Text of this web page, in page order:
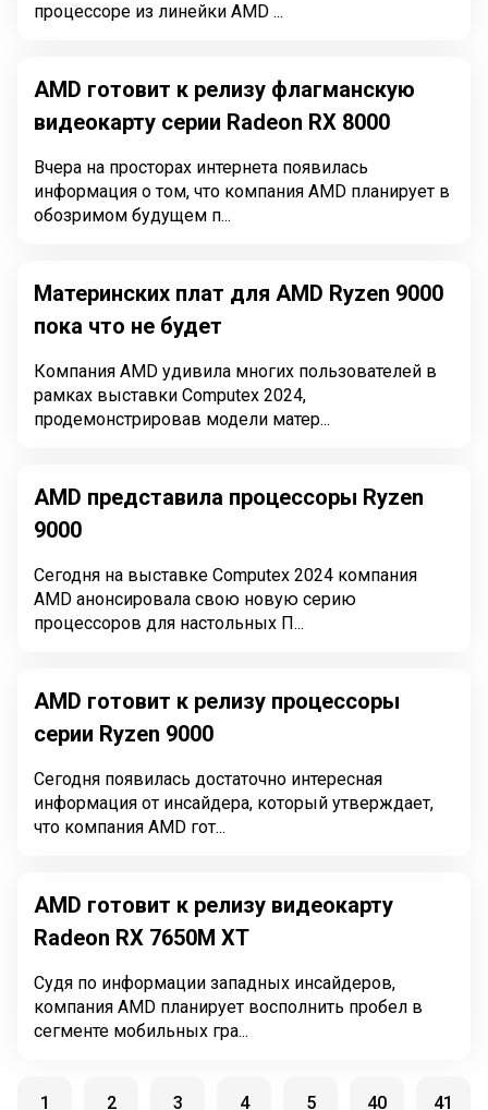
процессоре из линейки AMD ...
AMD готовит к релизу флагманскую
видеокарту серии Radeon RX 8000
Вчера на просторах интернета появилась
информация о том, что компания AMD планирует в
обозримом будущем п...
Материнских плат для AMD Ryzen 9000
пока что не будет
Компания AMD удивила многих пользователей в
рамках выставки Computex 2024,
продемонстрировав модели матер...
AMD представила процессоры Ryzen
9000
Сегодня на выставке Computex 2024 компания
AMD анонсировала свою новую серию
процессоров для настольных П...
AMD готовит к релизу процессоры
серии Ryzen 9000
Сегодня появилась достаточно интересная
информация от инсайдера, который утверждает,
что компания AMD гот...
AMD готовит к релизу видеокарту
Radeon RX 7650M XT
Судя по информации западных инсайдеров,
компания AMD планирует восполнить пробел в
сегменте мобильных гра...
1 2 3 4 5 40 41